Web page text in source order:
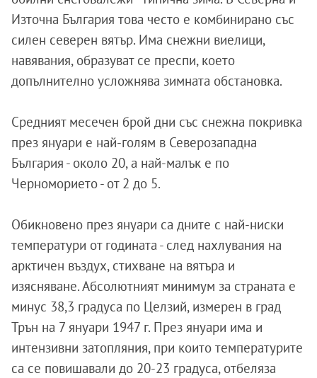
Източна България това често е комбинирано със
силен северен вятър. Има снежни виелици,
навявания, образуват се преспи, което
допълнително усложнява зимната обстановка.
Средният месечен брой дни със снежна покривка
през януари е най-голям в Северозападна
България - около 20, а най-малък е по
Черноморието - от 2 до 5.
Обикновено през януари са дните с най-ниски
температури от годината - след нахлувания на
арктичен въздух, стихване на вятъра и
изясняване. Абсолютният минимум за страната е
минус 38,3 градуса по Целзий, измерен в град
Трън на 7 януари 1947 г. През януари има и
интензивни затопляния, при които температурите
са се повишавали до 20-23 градуса, отбеляза